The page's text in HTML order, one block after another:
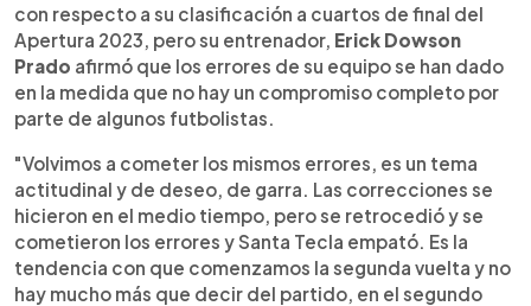
con respecto a su clasificación a cuartos de final del
Apertura 2023, pero su entrenador, Erick Dowson
Prado afirmó que los errores de su equipo se han dado
en la medida que no hay un compromiso completo por
parte de algunos futbolistas.
"Volvimos a cometer los mismos errores, es un tema
actitudinal y de deseo, de garra. Las correcciones se
hicieron en el medio tiempo, pero se retrocedió y se
cometieron los errores y Santa Tecla empató. Es la
tendencia con que comenzamos la segunda vuelta y no
hay mucho más que decir del partido, en el segundo